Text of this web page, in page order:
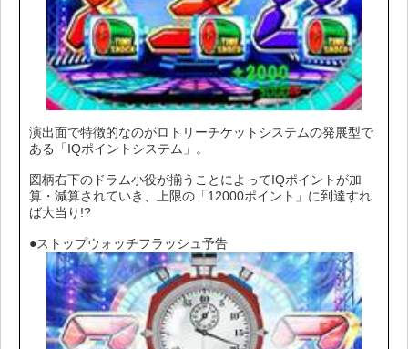
演出面で特徴的なのがロトリーチケットシステムの発展型で
ある「IQポイントシステム」。
図柄右下のドラム小役が揃うことによってIQポイントが加
算・減算されていき、上限の「12000ポイント」に到達すれ
ば大当り!?
●ストップウォッチフラッシュ予告